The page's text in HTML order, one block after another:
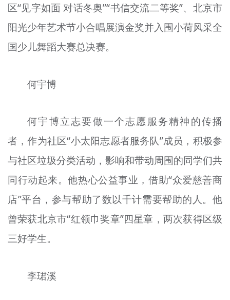
区“见字如面 对话冬奥”“书信交流二等奖”、北京市
阳光少年艺术节小合唱展演金奖并入围小荷风采全
国少儿舞蹈大赛总决赛。
何宇博
何宇博立志要做一个志愿服务精神的传播
者，作为社区“小太阳志愿者服务队”成员，积极参
与社区垃圾分类活动，影响和带动周围的同学们共
同行动起来。他热心公益事业，借助“众爱慈善商
店”平台，参与帮助了数以千计需要帮助的人。他
曾荣获北京市“红领巾奖章”四星章，两次获得区级
三好学生。
李珺溪